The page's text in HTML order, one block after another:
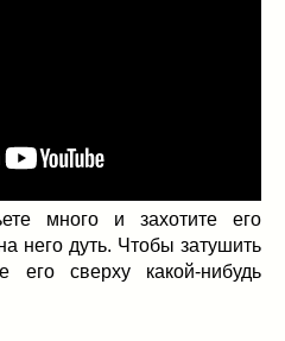
много и захотите его
него дуть. Чтобы затушить
его сверху какой-нибудь